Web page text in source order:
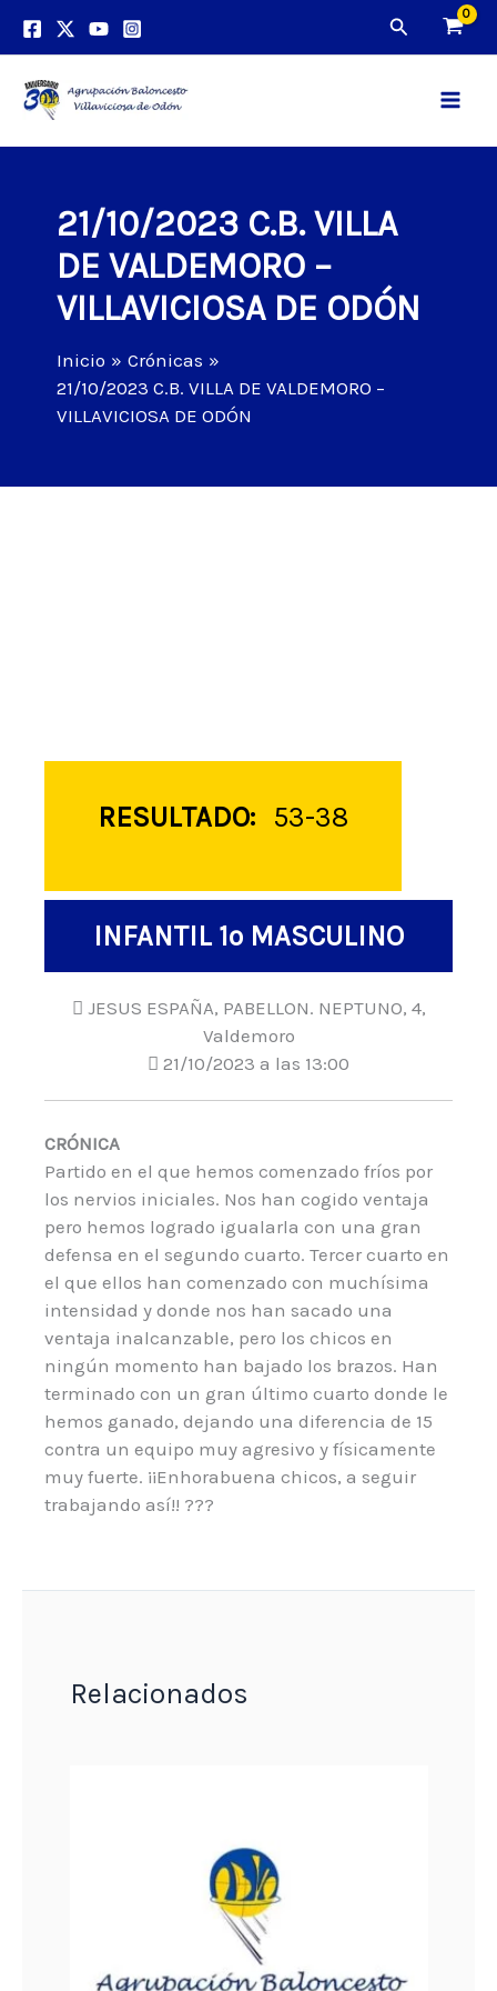
Buscar
21/10/2023 C.B. VILLA
DE VALDEMORO –
VILLAVICIOSA DE ODÓN
Inicio
Crónicas
21/10/2023 C.B. VILLA DE VALDEMORO –
VILLAVICIOSA DE ODÓN
RESULTADO: 53-38
INFANTIL 1º MASCULINO
JESUS ESPAÑA, PABELLON. NEPTUNO, 4,
Valdemoro
21/10/2023 a las 13:00
CRÓNICA
Partido en el que hemos comenzado fríos por
los nervios iniciales. Nos han cogido ventaja
pero hemos logrado igualarla con una gran
defensa en el segundo cuarto. Tercer cuarto en
el que ellos han comenzado con muchísima
intensidad y donde nos han sacado una
ventaja inalcanzable, pero los chicos en
ningún momento han bajado los brazos. Han
terminado con un gran último cuarto donde le
hemos ganado, dejando una diferencia de 15
contra un equipo muy agresivo y físicamente
muy fuerte. ¡¡Enhorabuena chicos, a seguir
trabajando así!! ???
Relacionados